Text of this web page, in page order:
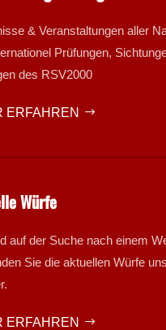
& Veranstaltungen aller
Prüfungen,
des RSV2000
ERFAHREN
Würfe
auf der Suche nach einem
Sie die aktuellen Würfe
ERFAHREN